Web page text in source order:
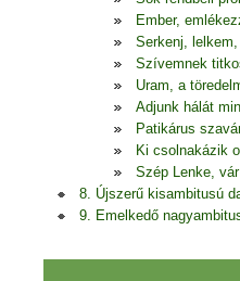
Ember,
Serkenj,
Szívemnek
Uram, a
Adjunk hálát
Patikárus
Ki csolnakázik
Szép Lenke,
8. Újszerű kisambitusú
9. Emelkedő